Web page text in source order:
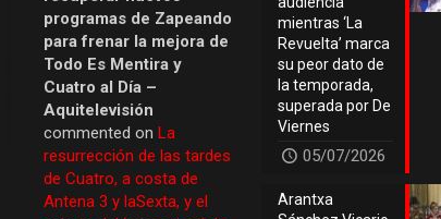
programas de Zapeando
para frenar la mejora de
Todo Es Mentira y
Cuatro al Día –
Aquitelevisión
commented on La
resurrección de las tardes
de Cuatro, a costa de
Antena 3 y laSexta, y el
mientras ‘La
Revuelta’ marca
su peor dato de
la temporada,
superada por De
Viernes
05/07/2026
Arantxa